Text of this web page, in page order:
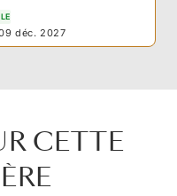
déc. 2027
CETTE